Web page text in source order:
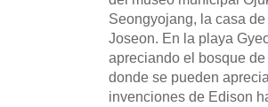
Seongyojang, la casa
Joseon. En la playa
apreciando el bosque
donde se pueden
invenciones de Edison